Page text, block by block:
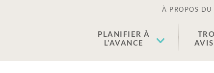
À PROPOS
PLANIFIER À
L’AVANCE